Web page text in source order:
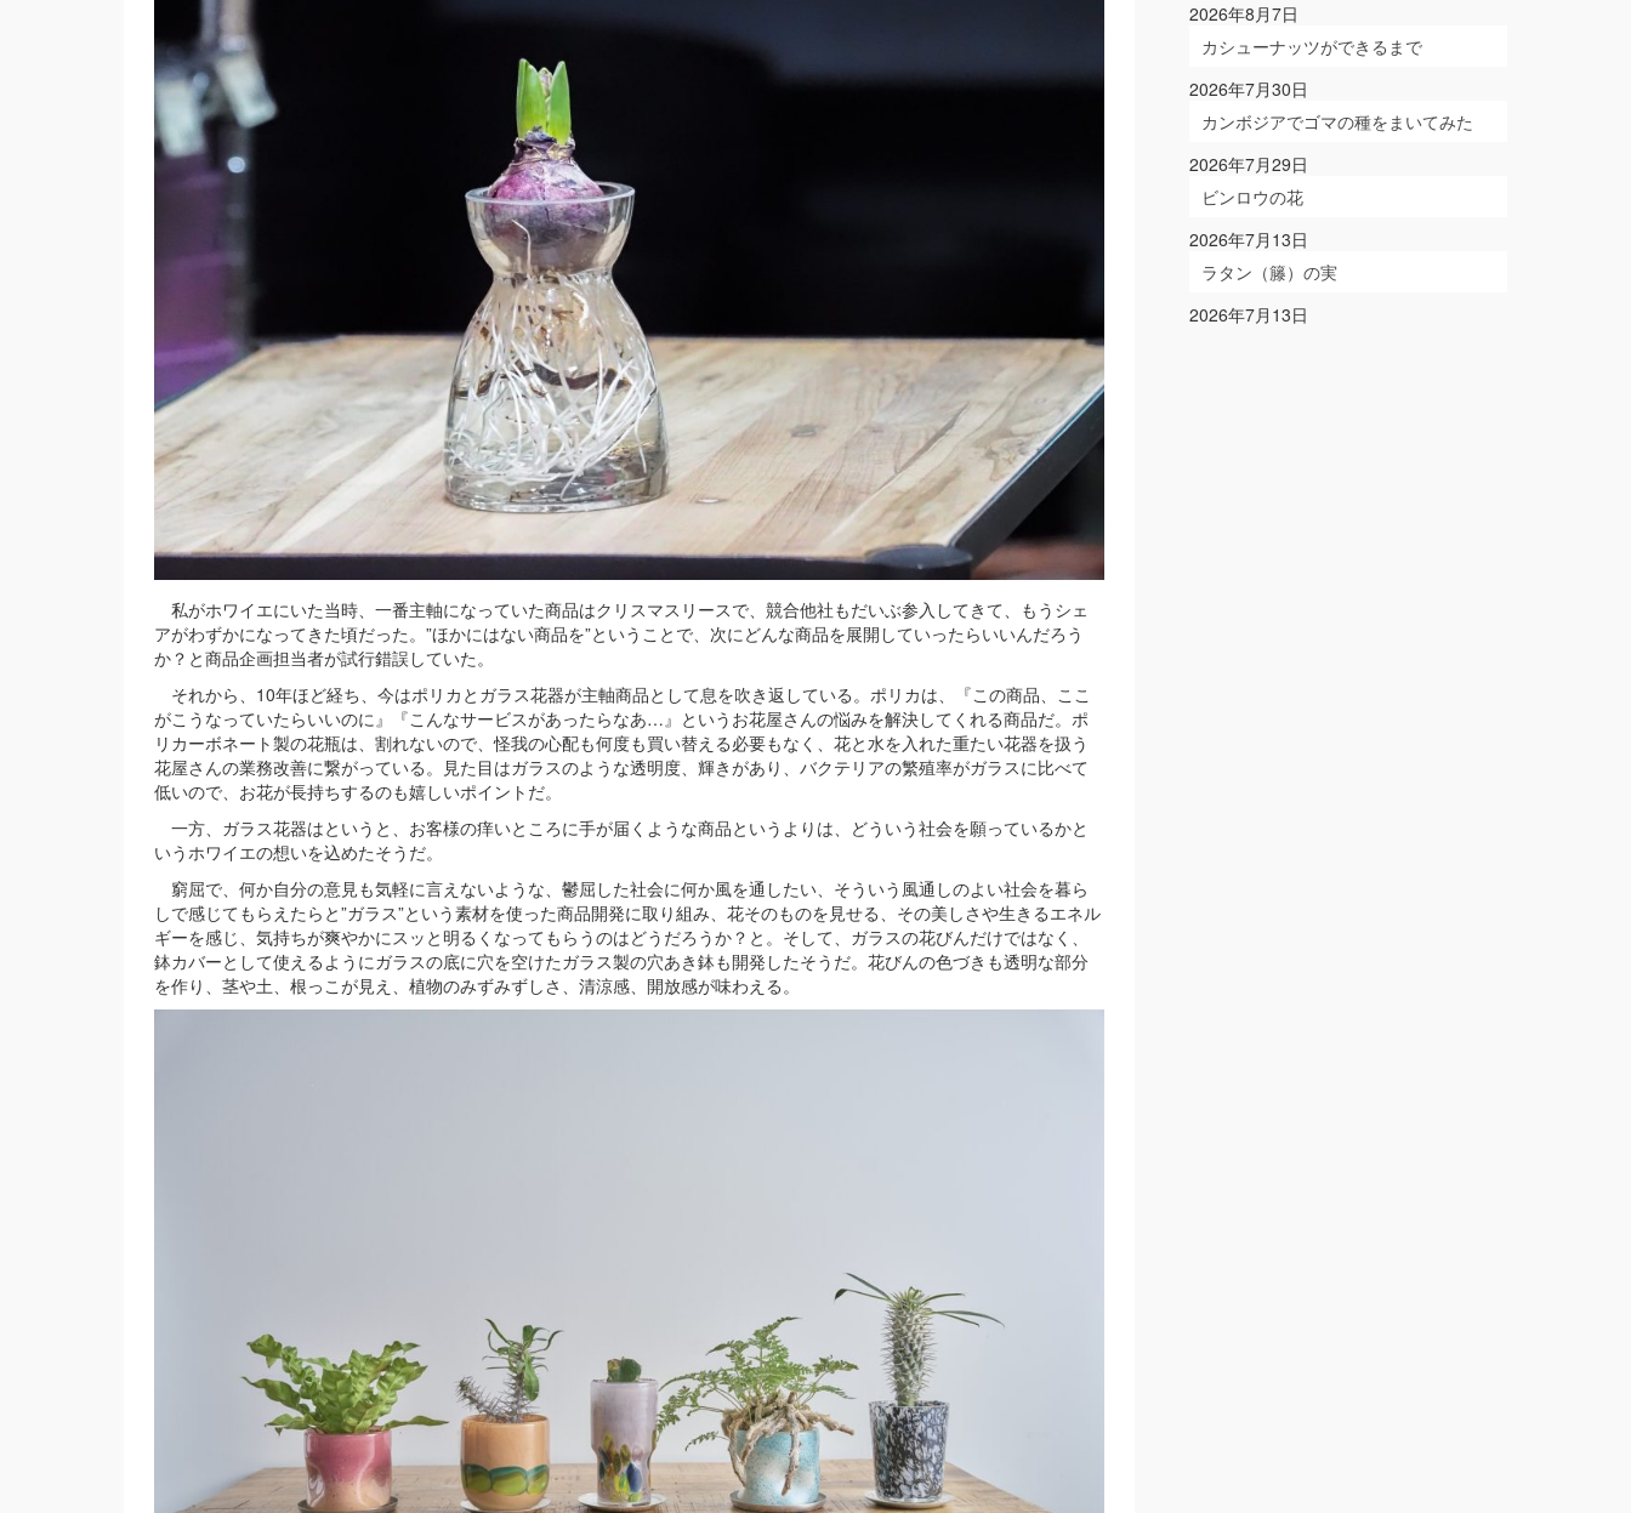
私がホワイエにいた当時、一番主軸になっていた商品はクリスマスリースで、競合他社もだいぶ参入してきて、もうシェ
アがわずかになってきた頃だった。”ほかにはない商品を”ということで、次にどんな商品を展開していったらいいんだろう
か？と商品企画担当者が試行錯誤していた。
それから、10年ほど経ち、今はポリカとガラス花器が主軸商品として息を吹き返している。ポリカは、『この商品、ここ
がこうなっていたらいいのに』『こんなサービスがあったらなあ…』というお花屋さんの悩みを解決してくれる商品だ。ポ
リカーボネート製の花瓶は、割れないので、怪我の心配も何度も買い替える必要もなく、花と水を入れた重たい花器を扱う
花屋さんの業務改善に繋がっている。見た目はガラスのような透明度、輝きがあり、バクテリアの繁殖率がガラスに比べて
低いので、お花が長持ちするのも嬉しいポイントだ。
一方、ガラス花器はというと、お客様の痒いところに手が届くような商品というよりは、どういう社会を願っているかと
いうホワイエの想いを込めたそうだ。
窮屈で、何か自分の意見も気軽に言えないような、鬱屈した社会に何か風を通したい、そういう風通しのよい社会を暮ら
しで感じてもらえたらと”ガラス”という素材を使った商品開発に取り組み、花そのものを見せる、その美しさや生きるエネル
ギーを感じ、気持ちが爽やかにスッと明るくなってもらうのはどうだろうか？と。そして、ガラスの花びんだけではなく、
鉢カバーとして使えるようにガラスの底に穴を空けたガラス製の穴あき鉢も開発したそうだ。花びんの色づきも透明な部分
を作り、茎や土、根っこが見え、植物のみずみずしさ、清涼感、開放感が味わえる。
2026年8月7日
カシューナッツができるまで
2026年7月30日
カンボジアでゴマの種をまいてみた
2026年7月29日
ビンロウの花
2026年7月13日
ラタン（籐）の実
2026年7月13日